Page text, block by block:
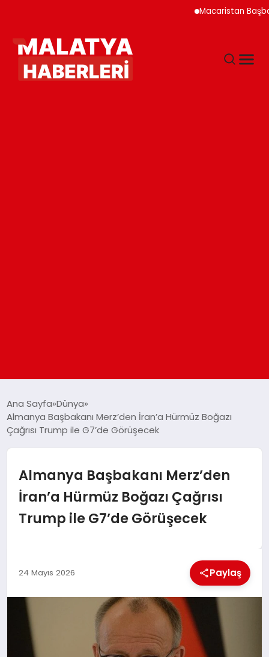
Macaristan
GÜNDEM
DÜNYA
EĞITIM
MAGAZIN
SAĞLIK
SIYASET
Ana Sayfa Dünya
Almanya Başbakanı Merz’den İran’a Hürmüz Boğazı
Çağrısı Trump ile G7’de Görüşecek
Almanya Başbakanı Merz’den
İran’a Hürmüz Boğazı Çağrısı
Trump ile G7’de Görüşecek
24 Mayıs 2026 Paylaş